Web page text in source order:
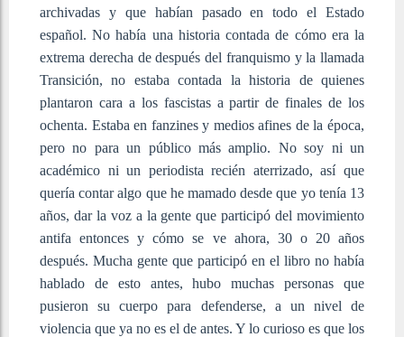
archivadas y que habían pasado en todo el Estado
español. No había una historia contada de cómo era la
extrema derecha de después del franquismo y la llamada
Transición, no estaba contada la historia de quienes
plantaron cara a los fascistas a partir de finales de los
ochenta. Estaba en fanzines y medios afines de la época,
pero no para un público más amplio. No soy ni un
académico ni un periodista recién aterrizado, así que
quería contar algo que he mamado desde que yo tenía 13
años, dar la voz a la gente que participó del movimiento
antifa entonces y cómo se ve ahora, 30 o 20 años
después. Mucha gente que participó en el libro no había
hablado de esto antes, hubo muchas personas que
pusieron su cuerpo para defenderse, a un nivel de
violencia que ya no es el de antes. Y lo curioso es que los